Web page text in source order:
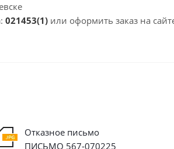
021453(1) или оформить заказ на
Отказное письмо
ПИСЬМО 567-070225